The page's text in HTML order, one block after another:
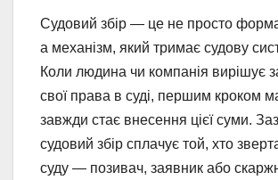
Судовий збір — це не просто
а механізм, який тримає судову
Коли людина чи компанія вирішує
свої права в суді, першим кроком
завжди стає внесення цієї суми.
судовий збір сплачує той, хто
суду — позивач, заявник або